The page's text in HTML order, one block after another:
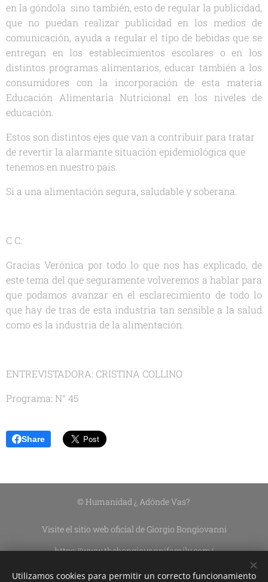
en la góndola sino también, esto de regular la publicidad,
que no puedan realizar publicidad en los medios de
comunicación, ayuda a regular el tipo de bebidas que se
entregan en los establecimientos escolares o en los
distintos programas alimentarios, educar también a los
consumidores con la incorporación de esta materia
Educación Alimentaria Nutricional en los niveles de
educación.
Estos son distintos ejes que van a contribuir para tratar
de revertir la alarmante situación epidemiológica que
tenemos en nuestro país.
Si a una alimentación segura, saludable y soberana.
C C:
Gracias Verónica por todo lo que nos has explicado, de
este tema del que seguramente volveremos a hablar para
que podamos avanzar en el esclarecimiento de todo lo
que hay de tras de esta industria tan sensible a la salud
como es la industria de la alimentación.
ENTREVISTADORA: CRISTINA COLLINO
Programa: N° 45
Share
© Humanidad ¿ Adónde Vas?
Visite el sitio web oficial de Giorgio Bongiovanni
https://www.thebongiovannifamily.com/
Utilizamos cookies para permitir un correcto funcionamiento